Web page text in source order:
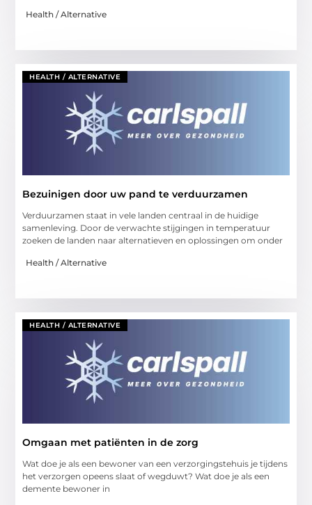
Health / Alternative
HEALTH / ALTERNATIVE
Bezuinigen door uw pand te verduurzamen
Verduurzamen staat in vele landen centraal in de huidige
samenleving. Door de verwachte stijgingen in temperatuur
zoeken de landen naar alternatieven en oplossingen om onder
Health / Alternative
HEALTH / ALTERNATIVE
Omgaan met patiënten in de zorg
Wat doe je als een bewoner van een verzorgingstehuis je tijdens
het verzorgen opeens slaat of wegduwt? Wat doe je als een
demente bewoner in